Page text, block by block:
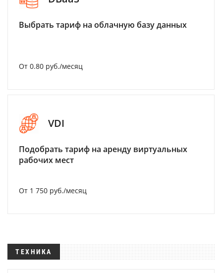
Выбрать тариф на облачную базу данных
От 0.80 руб./месяц
VDI
Подобрать тариф на аренду виртуальных
рабочих мест
От 1 750 руб./месяц
ТЕХНИКА